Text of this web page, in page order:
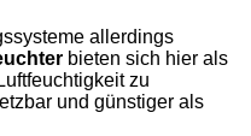
allerdings
bieten sich hier als
zu
und günstiger als